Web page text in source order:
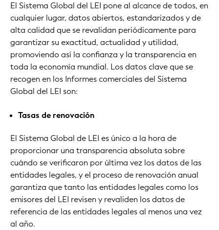
El Sistema Global del LEI pone al alcance de todos, en
cualquier lugar, datos abiertos, estandarizados y de
alta calidad que se revalidan periódicamente para
garantizar su exactitud, actualidad y utilidad,
promoviendo así la confianza y la transparencia en
toda la economía mundial. Los datos clave que se
recogen en los Informes comerciales del Sistema
Global del LEI son:
Tasas de renovación
El Sistema Global de LEI es único a la hora de
proporcionar una transparencia absoluta sobre
cuándo se verificaron por última vez los datos de las
entidades legales, y el proceso de renovación anual
garantiza que tanto las entidades legales como los
emisores del LEI revisen y revaliden los datos de
referencia de las entidades legales al menos una vez
al año.